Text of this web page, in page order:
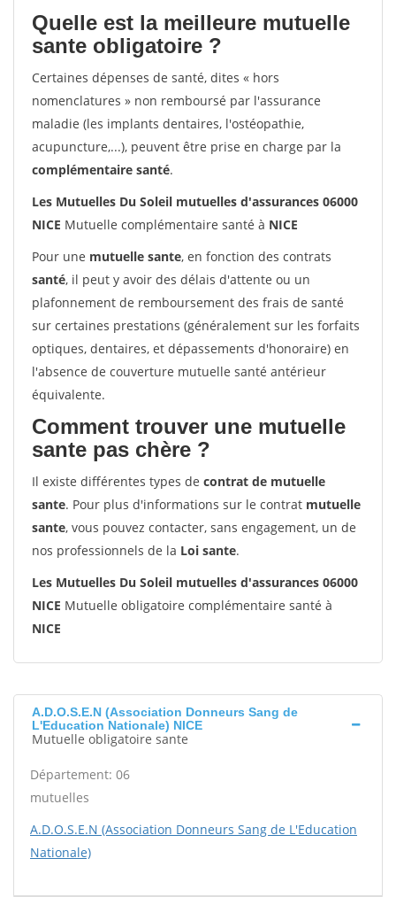
Quelle est la meilleure mutuelle
sante obligatoire ?
Certaines dépenses de santé, dites « hors
nomenclatures » non remboursé par l'assurance
maladie (les implants dentaires, l'ostéopathie,
acupuncture,...), peuvent être prise en charge par la
complémentaire santé.
Les Mutuelles Du Soleil mutuelles d'assurances 06000
NICE Mutuelle complémentaire santé à NICE
Pour une mutuelle sante, en fonction des contrats
santé, il peut y avoir des délais d'attente ou un
plafonnement de remboursement des frais de santé
sur certaines prestations (généralement sur les forfaits
optiques, dentaires, et dépassements d'honoraire) en
l'absence de couverture mutuelle santé antérieur
équivalente.
Comment trouver une mutuelle
sante pas chère ?
Il existe différentes types de contrat de mutuelle
sante. Pour plus d'informations sur le contrat mutuelle
sante, vous pouvez contacter, sans engagement, un de
nos professionnels de la Loi sante.
Les Mutuelles Du Soleil mutuelles d'assurances 06000
NICE Mutuelle obligatoire complémentaire santé à
NICE
A.D.O.S.E.N (Association Donneurs Sang de
L'Education Nationale) NICE
Mutuelle obligatoire sante
Département: 06
mutuelles
A.D.O.S.E.N (Association Donneurs Sang de L'Education
Nationale)